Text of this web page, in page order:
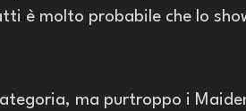
è molto probabile che lo
ma purtroppo i